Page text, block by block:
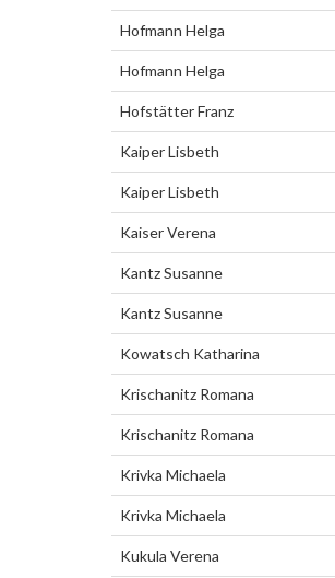
Hofmann Helga
Hofmann Helga
Hofstätter Franz
Kaiper Lisbeth
Kaiper Lisbeth
Kaiser Verena
Kantz Susanne
Kantz Susanne
Kowatsch Katharina
Krischanitz Romana
Krischanitz Romana
Krivka Michaela
Krivka Michaela
Kukula Verena